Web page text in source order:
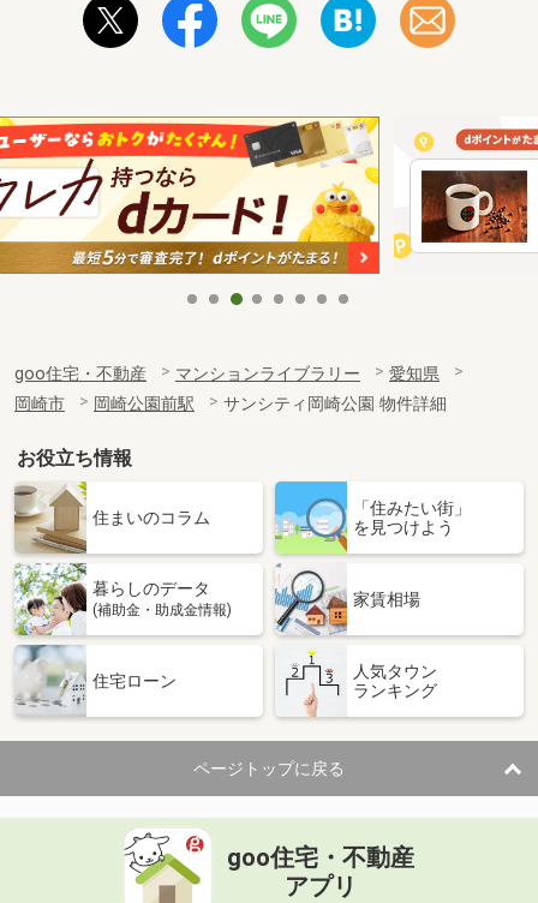
goo住宅・不動産 マンションライブラリー
愛知県
岡崎市
岡崎公園前駅 サンシティ岡崎公園 物件詳細
お役立ち情報
住まいのコラム
「住みたい街」
を見つけよう
暮らしのデータ
(補助金・助成金情報)
家賃相場
住宅ローン
人気タウン
ランキング
ページトップに戻る
goo住宅・不動産
アプリ